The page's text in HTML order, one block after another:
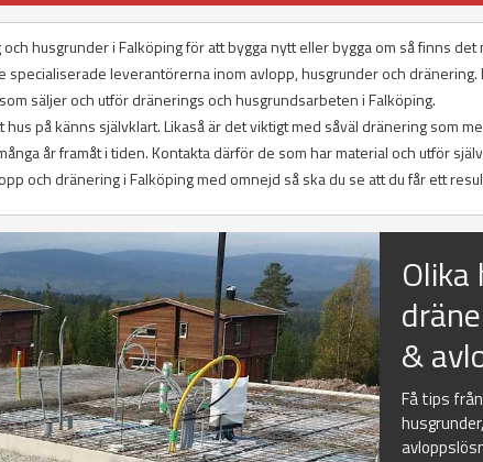
husgrunder i Falköping för att bygga nytt eller bygga om så finns
specialiserade leverantörerna inom avlopp, husgrunder och dränering.
säljer och utför dränerings och husgrundsarbeten i Falköping.
hus på känns självklart. Likaså är det viktigt med såväl dränering som
år framåt i tiden. Kontakta därför de som har material och utför
och dränering i Falköping med omnejd så ska du se att du får ett
Olika
&
Få tips